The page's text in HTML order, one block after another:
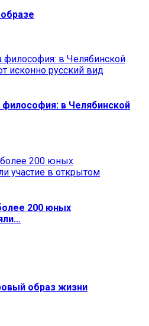
философия: в Челябинской
200 юных
образ жизни